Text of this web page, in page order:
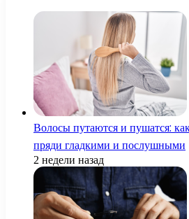
Волосы путаются и пушатся:
пряди гладкими и послушными
2 недели назад